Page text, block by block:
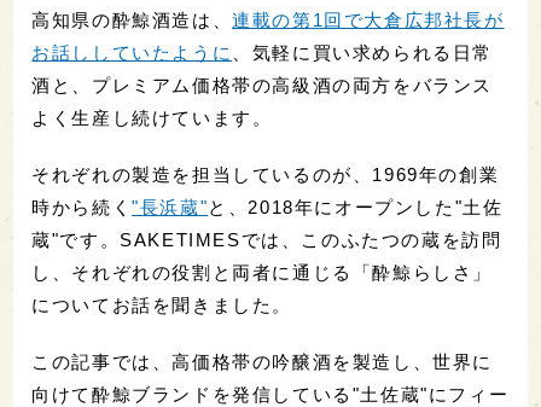
高知県の酔鯨酒造は、連載の第1回で大倉広邦社長が
お話ししていたように
、気軽に買い求められる日常
酒と、プレミアム価格帯の高級酒の両方をバランス
よく生産し続けています。
それぞれの製造を担当しているのが、1969年の創業
時から続く"長浜蔵"と、2018年にオープンした"土佐
蔵"です。SAKETIMESでは、このふたつの蔵を訪問
し、それぞれの役割と両者に通じる「酔鯨らしさ」
についてお話を聞きました。
この記事では、高価格帯の吟醸酒を製造し、世界に
向けて酔鯨ブランドを発信している"土佐蔵"にフィー